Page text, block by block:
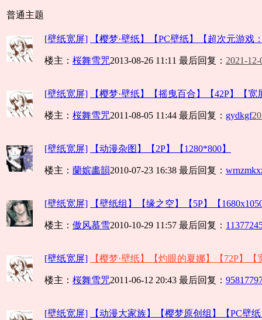
普通主题
[壁纸宽屏] 【樱梦·壁纸】【PC壁纸】【超次元游戏
楼主： 桜舞雪咒2013-08-26 11:11 最后回复： 2021-12-
[壁纸宽屏] 【樱梦·壁纸】【摇曳百合】【42P】【
楼主： 桜舞雪咒2011-08-05 11:44 最后回复： gydkgf
[壁纸宽屏] 【动漫杂图】【2P】【1280*800】
楼主： 蘭嫔畵韻2010-07-23 16:38 最后回复：
[壁纸宽屏] 【壁纸组】【缘之空】【5P】【
楼主： 傲风慕雪2010-10-29 11:57 最后回复：
[壁纸宽屏] 【樱梦·壁纸】【灼眼的夏娜】【72P】
楼主： 桜舞雪咒2011-06-12 20:43 最后回复：
[壁纸宽屏] 【动漫大家族】【樱梦原创组】【PC壁